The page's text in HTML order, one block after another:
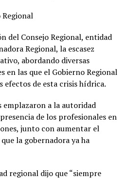
del Consejo Regional, entidad
Regional, la escasez
abordando diversas
en las que el Gobierno Regional
de esta crisis hídrica.
emplazaron a la autoridad
de los profesionales en
junto con aumentar el
la gobernadora ya ha
regional dijo que “siempre